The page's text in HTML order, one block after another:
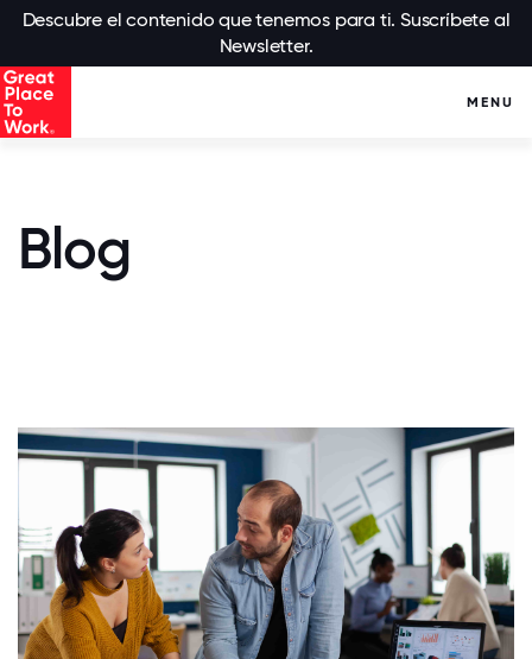
Descubre el contenido que tenemos para ti. Suscríbete al
Newsletter.
MENU
Blog